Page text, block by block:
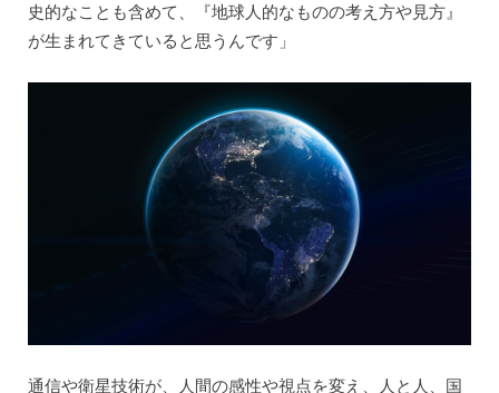
史的なことも含めて、『地球人的なものの考え方や見方』
が生まれてきていると思うんです」
通信や衛星技術が、人間の感性や視点を変え、人と人、国